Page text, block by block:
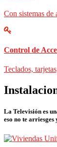
Con sistemas de
Control de
Teclados,
La Televisión es
eso no te